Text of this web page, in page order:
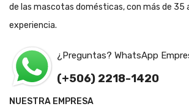
de las mascotas domésticas, con más de 35
experiencia.
¿Preguntas? WhatsApp
(+506) 2218-1420
NUESTRA EMPRESA